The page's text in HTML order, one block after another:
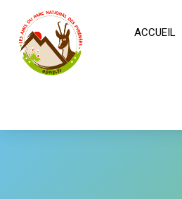
ACCUEIL